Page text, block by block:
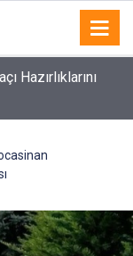
Hazırlıklarını